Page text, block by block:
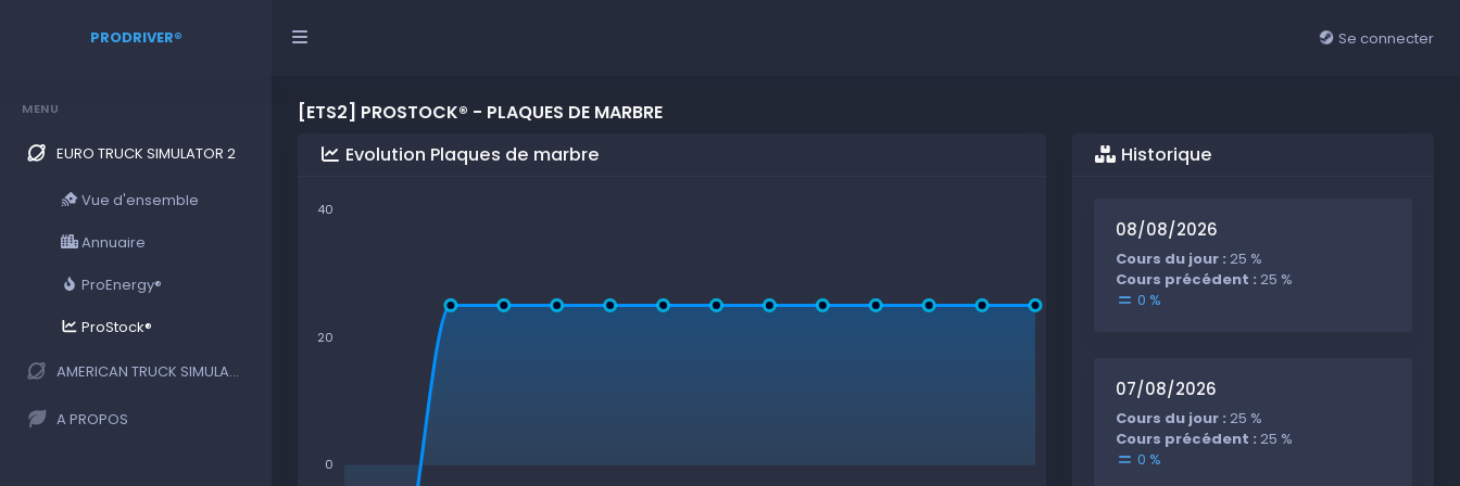
PRODRIVER® Se connecter
MENU
EURO TRUCK SIMULATOR 2
Vue d'ensemble
Annuaire
ProEnergy®
ProStock®
AMERICAN TRUCK SIMULATOR
A PROPOS
[ETS2] PROSTOCK® - PLAQUES DE MARBRE
Evolution Plaques de marbre
40
20
0
Historique
08/08/2026
Cours du jour : 25 %
Cours précédent : 25 %
0 %
07/08/2026
Cours du jour : 25 %
Cours précédent : 25 %
0 %